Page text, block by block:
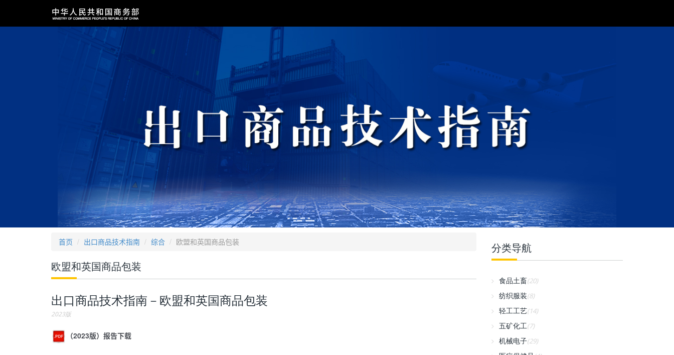
首页 出口商品技术指南 综合 欧盟和英国商品包装
欧盟和英国商品包装
出口商品技术指南－欧盟和英国商品包装
2023版
（2023版）报告下载
分类导航
食品土畜(20)
纺织服装(8)
轻工工艺(14)
五矿化工(7)
机械电子(29)